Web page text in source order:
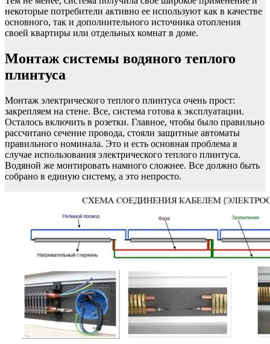
некоторые потребители активно ее используют как в качестве
основного, так и дополнительного источника отопления
своей квартиры или отдельных комнат в доме.
Монтаж системы водяного теплого
плинтуса
Монтаж электрического теплого плинтуса очень прост:
закрепляем на стене. Все, система готова к эксплуатации.
Осталось включить в розетки. Главное, чтобы было правильно
рассчитано сечение провода, стояли защитные автоматы
правильного номинала. Это и есть основная проблема в
случае использования электрического теплого плинтуса.
Водяной же монтировать намного сложнее. Все должно быть
собрано в единую систему, а это непросто.